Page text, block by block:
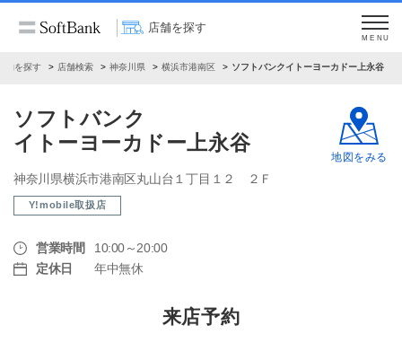
店舗を探す
MENU
舗を探す 店舗検索 神奈川県 横浜市港南区 ソフトバンクイトーヨーカドー上永谷
ソフトバンク
イトーヨーカドー上永谷
神奈川県横浜市港南区丸山台１丁目１２ ２Ｆ
Y!mobile取扱店
営業時間
10:00～20:00
定休日
年中無休
地図をみる
来店予約